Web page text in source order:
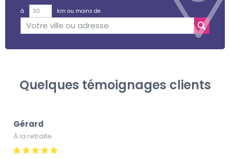
à
km ou moins de
Quelques témoignages clients
Gérard
À la retraite